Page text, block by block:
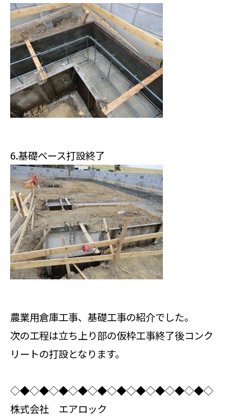
6.基礎ベース打設終了
農業用倉庫工事、基礎工事の紹介でした。
次の工程は立ち上り部の仮枠工事終了後コンク
リートの打設となります。
◇◆◇◆◇◆◇◆◇◆◇◆◇◆◇◆◇◆◇◆◇
株式会社 エアロック